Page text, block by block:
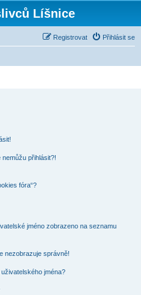
Líšnice
Přihlásit se
Registrovat
přihlásit?!
fóra“?
jméno zobrazeno na seznamu
nezobrazuje správně!
jména?